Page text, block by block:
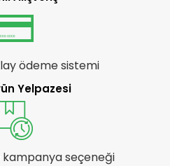
ödeme sistemi
Yelpazesi
kampanya seçeneği